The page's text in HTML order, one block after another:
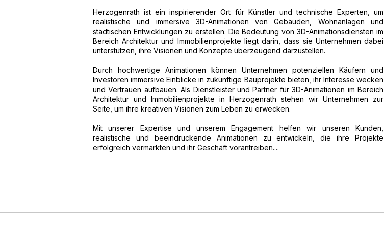
Herzogenrath ist ein inspirierender Ort für Künstler und technische Experten, um
realistische und immersive 3D-Animationen von Gebäuden, Wohnanlagen und
städtischen Entwicklungen zu erstellen. Die Bedeutung von 3D-Animationsdiensten im
Bereich Architektur und Immobilienprojekte liegt darin, dass sie Unternehmen dabei
unterstützen, ihre Visionen und Konzepte überzeugend darzustellen.
Durch hochwertige Animationen können Unternehmen potenziellen Käufern und
Investoren immersive Einblicke in zukünftige Bauprojekte bieten, ihr Interesse wecken
und Vertrauen aufbauen. Als Dienstleister und Partner für 3D-Animationen im Bereich
Architektur und Immobilienprojekte in Herzogenrath stehen wir Unternehmen zur
Seite, um ihre kreativen Visionen zum Leben zu erwecken.
Mit unserer Expertise und unserem Engagement helfen wir unseren Kunden,
realistische und beeindruckende Animationen zu entwickeln, die ihre Projekte
erfolgreich vermarkten und ihr Geschäft vorantreiben....